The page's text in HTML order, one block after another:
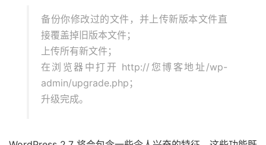
备份你修改过的文件，并上传新版本文件直
接覆盖掉旧版本文件；
上传所有新文件；
在浏览器中打开 http://您博客地址/wp-
admin/upgrade.php；
升级完成。